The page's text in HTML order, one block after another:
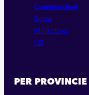
Commercieel
Bouw
Marketing
HR
PER PROVINCIE